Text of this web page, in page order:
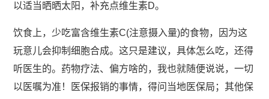
以适当晒晒太阳，补充点维生素D。
饮食上，少吃富含维生素C(注意摄入量)的食物，因为这
玩意儿会抑制细胞合成。这只是建议，具体怎么吃，还得
听医生的。药物疗法、偏方啥的，我也就随便说说，一切
以医嘱为准！医保报销的事情，得问当地医保局；其他保